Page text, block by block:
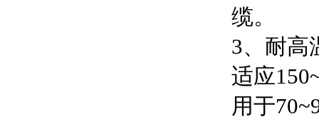
缆。
3、耐高
适应
用于